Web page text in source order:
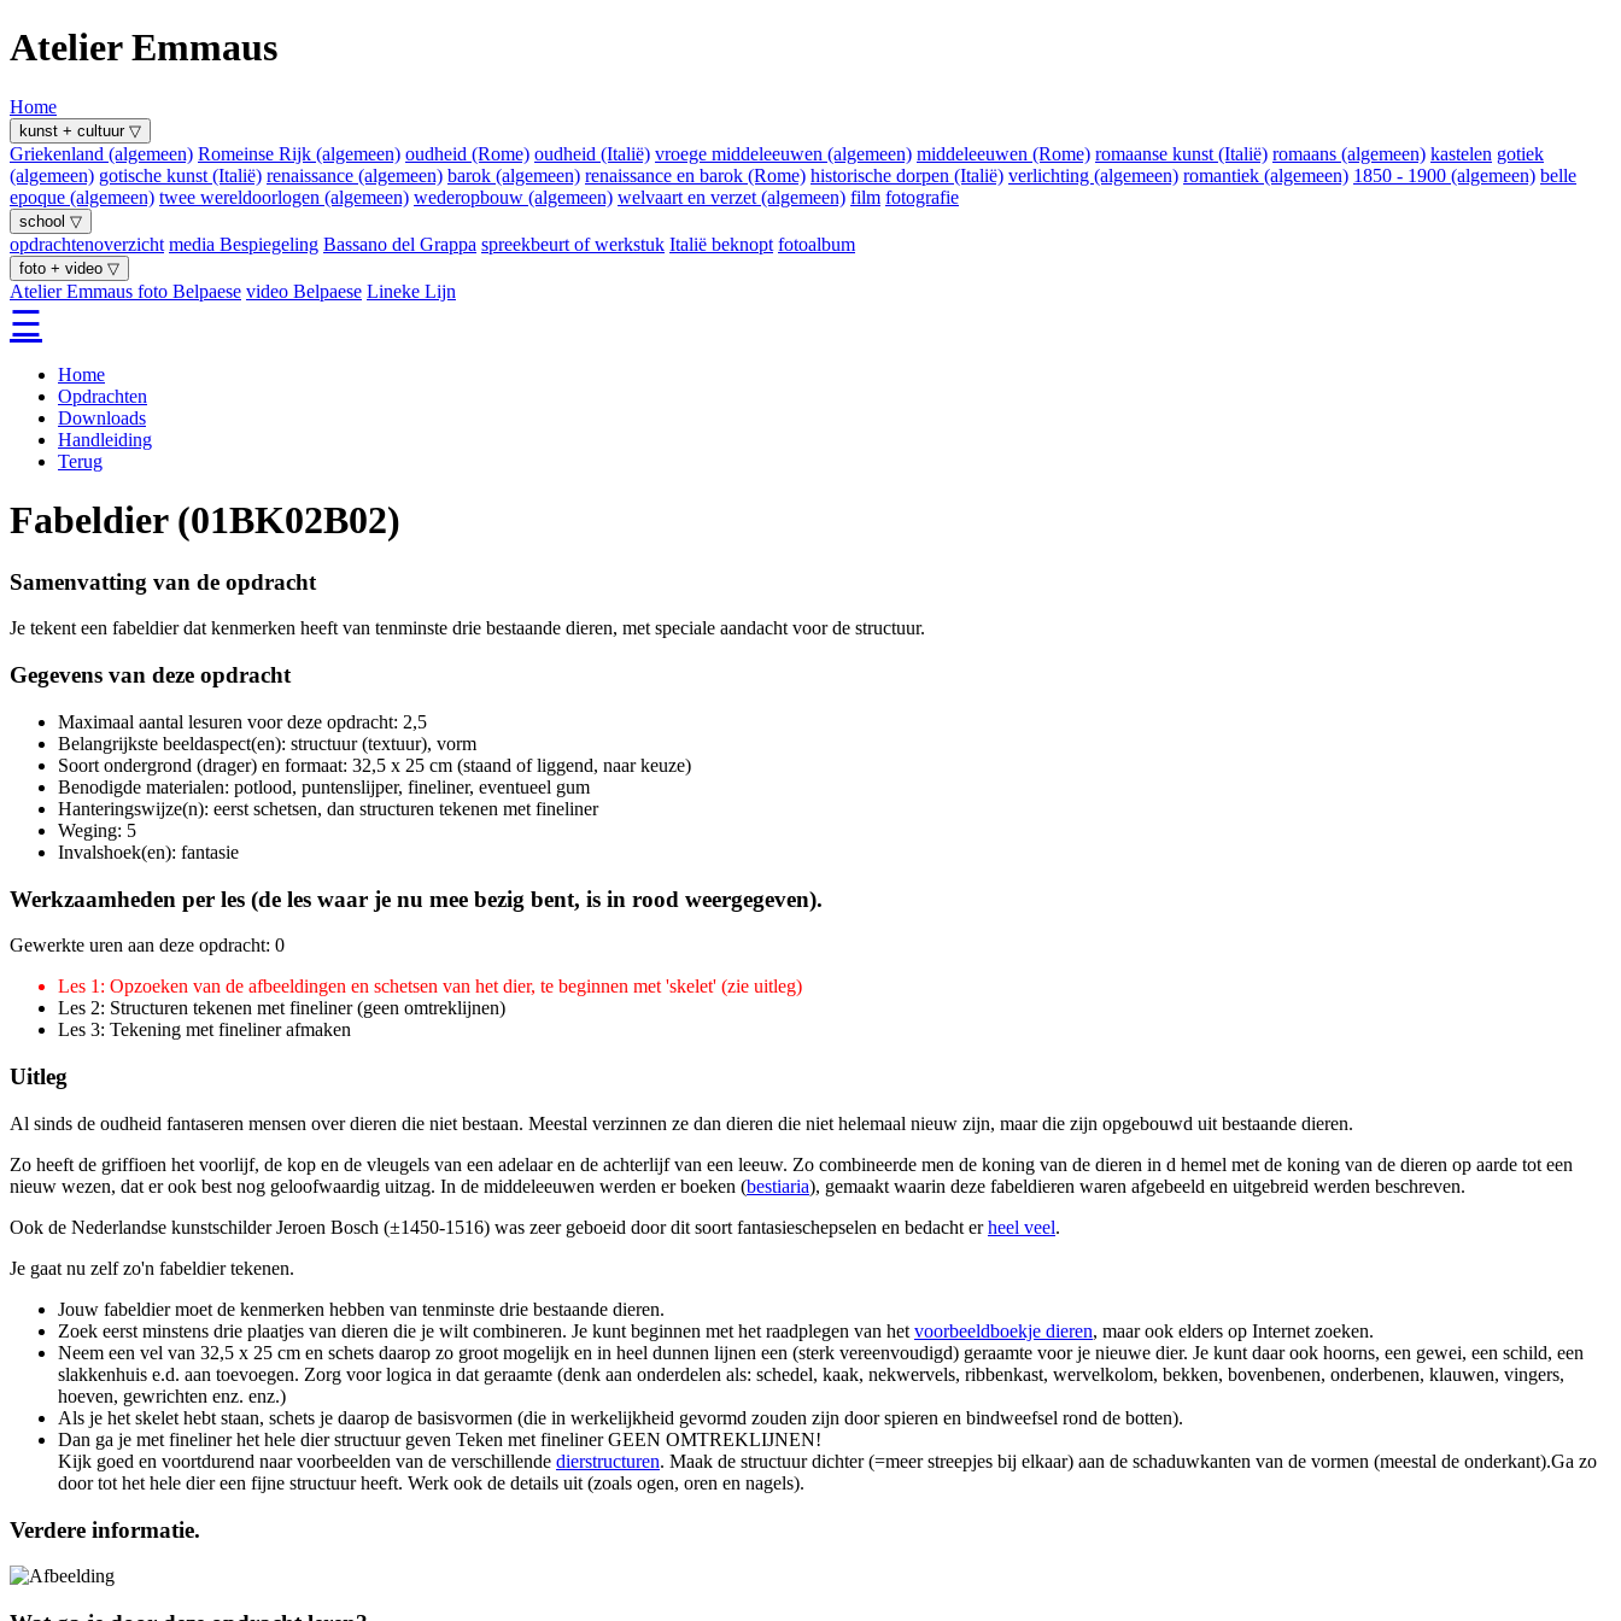
Atelier Emmaus
Home
kunst + cultuur ▽
Griekenland (algemeen) Romeinse Rijk (algemeen) oudheid (Rome) oudheid (Italië) vroege middeleeuwen (algemeen) middeleeuwen (Rome) romaanse kunst (Italië) romaans (algemeen) kastelen gotiek
(algemeen) gotische kunst (Italië) renaissance (algemeen) barok (algemeen) renaissance en barok (Rome) historische dorpen (Italië) verlichting (algemeen) romantiek (algemeen) 1850 - 1900 (algemeen) belle
epoque (algemeen) twee wereldoorlogen (algemeen) wederopbouw (algemeen) welvaart en verzet (algemeen) film fotografie
school ▽
opdrachtenoverzicht media Bespiegeling Bassano del Grappa spreekbeurt of werkstuk Italië beknopt fotoalbum
foto + video ▽
Atelier Emmaus foto Belpaese video Belpaese Lineke Lijn
☰
Home
Opdrachten
Downloads
Handleiding
Terug
Fabeldier (01BK02B02)
Samenvatting van de opdracht
Je tekent een fabeldier dat kenmerken heeft van tenminste drie bestaande dieren, met speciale aandacht voor de structuur.
Gegevens van deze opdracht
Maximaal aantal lesuren voor deze opdracht: 2,5
Belangrijkste beeldaspect(en): structuur (textuur), vorm
Soort ondergrond (drager) en formaat: 32,5 x 25 cm (staand of liggend, naar keuze)
Benodigde materialen: potlood, puntenslijper, fineliner, eventueel gum
Hanteringswijze(n): eerst schetsen, dan structuren tekenen met fineliner
Weging: 5
Invalshoek(en): fantasie
Werkzaamheden per les (de les waar je nu mee bezig bent, is in rood weergegeven).
Gewerkte uren aan deze opdracht: 0
Les 1: Opzoeken van de afbeeldingen en schetsen van het dier, te beginnen met 'skelet' (zie uitleg)
Les 2: Structuren tekenen met fineliner (geen omtreklijnen)
Les 3: Tekening met fineliner afmaken
Uitleg
Al sinds de oudheid fantaseren mensen over dieren die niet bestaan. Meestal verzinnen ze dan dieren die niet helemaal nieuw zijn, maar die zijn opgebouwd uit bestaande dieren.
Zo heeft de griffioen het voorlijf, de kop en de vleugels van een adelaar en de achterlijf van een leeuw. Zo combineerde men de koning van de dieren in d hemel met de koning van de dieren op aarde tot een
nieuw wezen, dat er ook best nog geloofwaardig uitzag. In de middeleeuwen werden er boeken (bestiaria), gemaakt waarin deze fabeldieren waren afgebeeld en uitgebreid werden beschreven.
Ook de Nederlandse kunstschilder Jeroen Bosch (±1450-1516) was zeer geboeid door dit soort fantasieschepselen en bedacht erheel veel.
Je gaat nu zelf zo'n fabeldier tekenen.
Jouw fabeldier moet de kenmerken hebben van tenminste drie bestaande dieren.
Zoek eerst minstens drie plaatjes van dieren die je wilt combineren. Je kunt beginnen met het raadplegen van het voorbeeldboekje dieren, maar ook elders op Internet zoeken.
Neem een vel van 32,5 x 25 cm en schets daarop zo groot mogelijk en in heel dunnen lijnen een (sterk vereenvoudigd) geraamte voor je nieuwe dier. Je kunt daar ook hoorns, een gewei, een schild, een
slakkenhuis e.d. aan toevoegen. Zorg voor logica in dat geraamte (denk aan onderdelen als: schedel, kaak, nekwervels, ribbenkast, wervelkolom, bekken, bovenbenen, onderbenen, klauwen, vingers,
hoeven, gewrichten enz. enz.)
Als je het skelet hebt staan, schets je daarop de basisvormen (die in werkelijkheid gevormd zouden zijn door spieren en bindweefsel rond de botten).
Dan ga je met fineliner het hele dier structuur geven Teken met fineliner GEEN OMTREKLIJNEN!
Kijk goed en voortdurend naar voorbeelden van de verschillende dierstructuren. Maak de structuur dichter (=meer streepjes bij elkaar) aan de schaduwkanten van de vormen (meestal de onderkant).Ga zo
door tot het hele dier een fijne structuur heeft. Werk ook de details uit (zoals ogen, oren en nagels).
Verdere informatie.